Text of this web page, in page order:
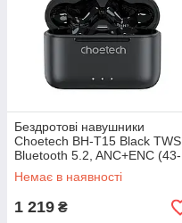
Бездротові навушники
Choetech BH-T15 Black TWS,
Bluetooth 5.2, ANC+ENC (43-
00137)
Немає в наявності
1 219 ₴